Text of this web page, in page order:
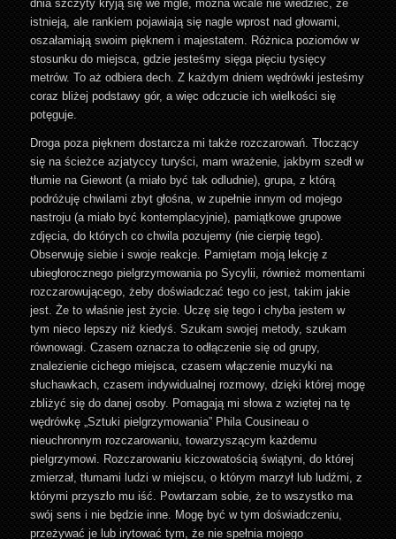
dnia szczyty kryją się we mgle, można wcale nie wiedzieć, że
istnieją, ale rankiem pojawiają się nagle wprost nad głowami,
oszałamiają swoim pięknem i majestatem. Różnica poziomów w
stosunku do miejsca, gdzie jesteśmy sięga pięciu tysięcy
metrów. To aż odbiera dech. Z każdym dniem wędrówki jesteśmy
coraz bliżej podstawy gór, a więc odczucie ich wielkości się
potęguje.
Droga poza pięknem dostarcza mi także rozczarowań. Tłoczący
się na ścieżce azjatyccy turyści, mam wrażenie, jakbym szedł w
tłumie na Giewont (a miało być tak odludnie), grupa, z którą
podróżuję chwilami zbyt głośna, w zupełnie innym od mojego
nastroju (a miało być kontemplacyjnie), pamiątkowe grupowe
zdjęcia, do których co chwila pozujemy (nie cierpię tego).
Obserwuję siebie i swoje reakcje. Pamiętam moją lekcję z
ubiegłorocznego pielgrzymowania po Sycylii, również momentami
rozczarowującego, żeby doświadczać tego co jest, takim jakie
jest. Że to właśnie jest życie. Uczę się tego i chyba jestem w
tym nieco lepszy niż kiedyś. Szukam swojej metody, szukam
równowagi. Czasem oznacza to odłączenie się od grupy,
znalezienie cichego miejsca, czasem włączenie muzyki na
słuchawkach, czasem indywidualnej rozmowy, dzięki której mogę
zbliżyć się do danej osoby. Pomagają mi słowa z wziętej na tę
wędrówkę „Sztuki pielgrzymowania” Phila Cousineau o
nieuchronnym rozczarowaniu, towarzyszącym każdemu
pielgrzymowi. Rozczarowaniu kiczowatością świątyni, do której
zmierzał, tłumami ludzi w miejscu, o którym marzył lub ludźmi, z
którymi przyszło mu iść. Powtarzam sobie, że to wszystko ma
swój sens i nie będzie inne. Mogę być w tym doświadczeniu,
przeżywać je lub irytować tym, że nie spełnia mojego